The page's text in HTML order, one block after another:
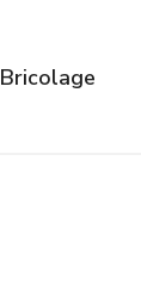
Bricolage